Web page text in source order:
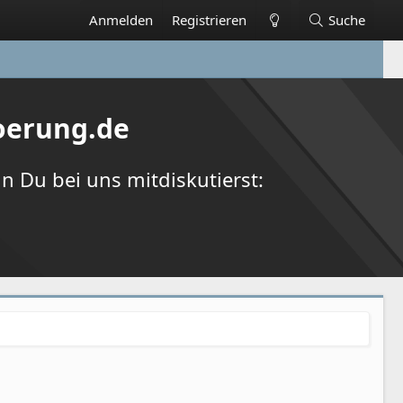
Anmelden Registrieren Suche
Du bei uns mitdiskutierst: